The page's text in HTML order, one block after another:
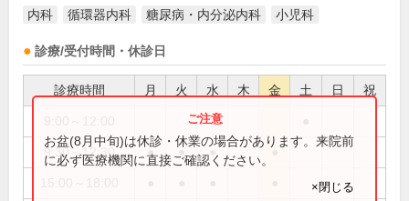
内科 循環器内科 糖尿病・内分泌内科 小児科
診療/受付時間・休診日
診療時間 月 火 水 木 金 土 日 祝
9:30～12:30 ● ● ● ●
お盆(8月中旬)は休診・休業の場合があります。来院前
に必ず医療機関に直接ご確認ください。
×閉じる